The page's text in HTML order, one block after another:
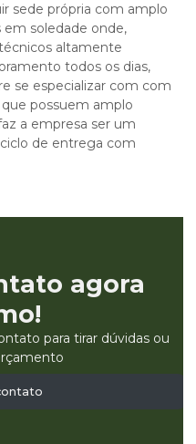
sede própria com amplo
em soledade onde,
altamente
todos os dias,
se especializar com com
possuem amplo
a empresa ser um
de entrega com
agora
para tirar dúvidas ou